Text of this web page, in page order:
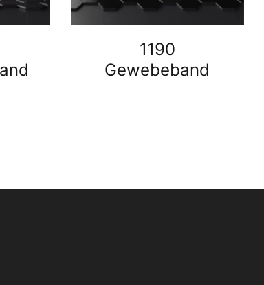
1190
Gewebeband